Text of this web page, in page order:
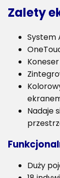
Zalety
System
Nadaje
Duży